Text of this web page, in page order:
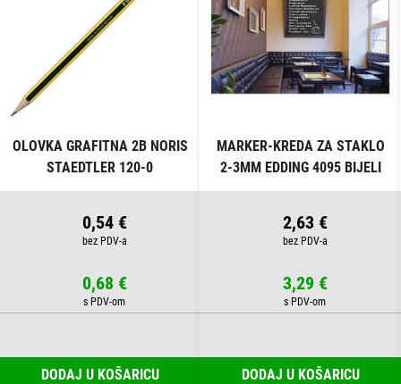
OLOVKA GRAFITNA 2B NORIS
STAEDTLER 120-0
0,54 €
0,68 €
DODAJ U KOŠARICU
MARKER-KREDA ZA STAKLO
2-3MM EDDING 4095 BIJELI
2,63 €
3,29 €
DODAJ U KOŠARICU